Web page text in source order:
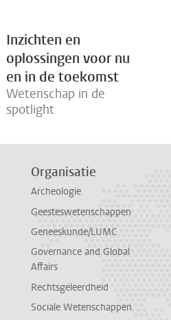
Inzichten en
oplossingen voor nu
en in de toekomst
Wetenschap in de
spotlight
Organisatie
Archeologie
Geesteswetenschappen
Geneeskunde/LUMC
Governance and Global
Affairs
Rechtsgeleerdheid
Sociale Wetenschappen